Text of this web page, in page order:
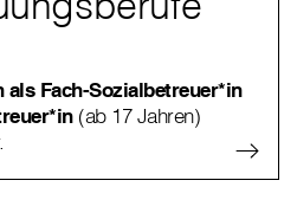
Fach-Sozialbetreuer*in
(ab 17 Jahren)